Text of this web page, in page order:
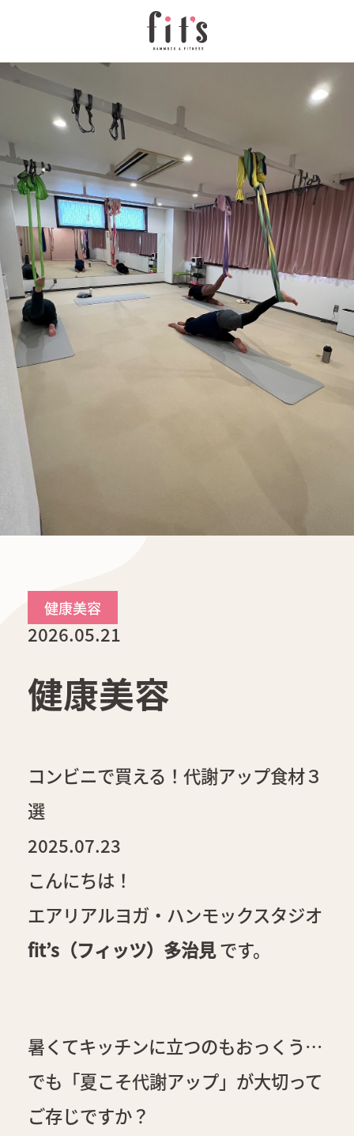
健康美容
2026.05.21
健康美容
コンビニで買える！代謝アップ食材３
選
2025.07.23
こんにちは！
エアリアルヨガ・ハンモックスタジオ
fit’s（フィッツ）多治見です。
暑くてキッチンに立つのもおっくう…
でも「夏こそ代謝アップ」が大切って
ご存じですか？